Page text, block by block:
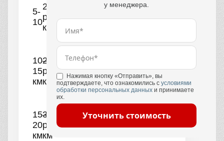
5-
10
250
руб/
км
10–
15
км
290
руб/
км
15–
20
км
300
руб/
км
у менеджера.
Нажимая кнопку «Отправить», вы
подтверждаете, что ознакомились с условиями
обработки персональных данных и принимаете
их.
Уточнить стоимость